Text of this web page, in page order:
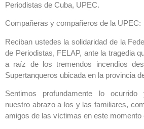
Periodistas de Cuba, UPEC.
Compañeras y compañeros de la UPEC:
Reciban ustedes la solidaridad de la
de Periodistas, FELAP, ante la tragedia
a raíz de los tremendos incendios
Supertanqueros ubicada en la provincia
Sentimos profundamente lo
nuestro abrazo a los y las familiares,
amigos de las víctimas en este momento